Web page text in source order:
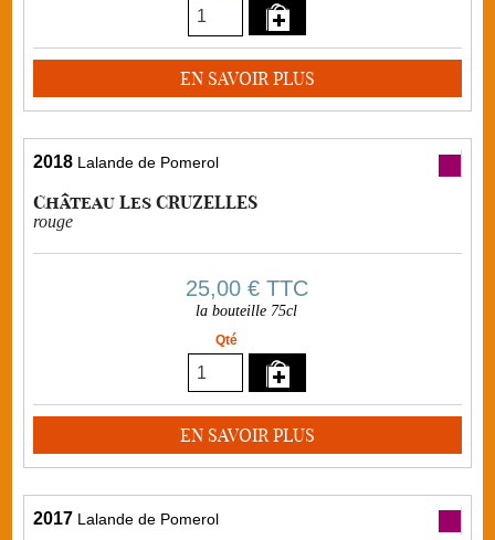
EN SAVOIR PLUS
2018 Lalande de Pomerol
Château Les CRUZELLES
rouge
25,00 €TTC
la bouteille 75cl
Qté
EN SAVOIR PLUS
2017 Lalande de Pomerol